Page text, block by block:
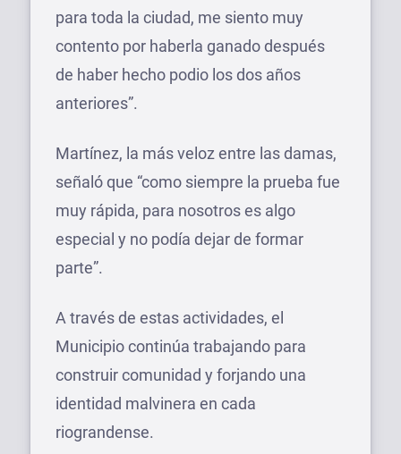
para toda la ciudad, me siento muy
contento por haberla ganado después
de haber hecho podio los dos años
anteriores”.
Martínez, la más veloz entre las damas,
señaló que “como siempre la prueba fue
muy rápida, para nosotros es algo
especial y no podía dejar de formar
parte”.
A través de estas actividades, el
Municipio continúa trabajando para
construir comunidad y forjando una
identidad malvinera en cada
riograndense.